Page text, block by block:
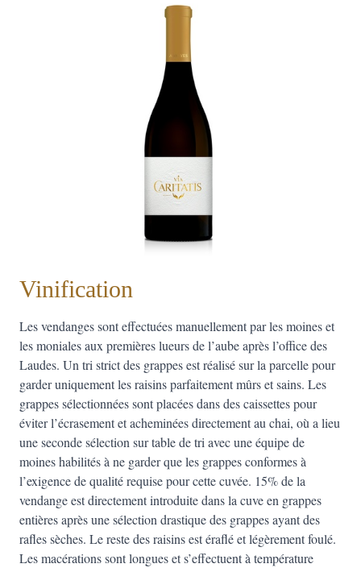
Vinification
Les vendanges sont effectuées manuellement par les moines et
les moniales aux premières lueurs de l’aube après l’office des
Laudes. Un tri strict des grappes est réalisé sur la parcelle pour
garder uniquement les raisins parfaitement mûrs et sains. Les
grappes sélectionnées sont placées dans des caissettes pour
éviter l’écrasement et acheminées directement au chai, où a lieu
une seconde sélection sur table de tri avec une équipe de
moines habilités à ne garder que les grappes conformes à
l’exigence de qualité requise pour cette cuvée. 15% de la
vendange est directement introduite dans la cuve en grappes
entières après une sélection drastique des grappes ayant des
rafles sèches. Le reste des raisins est éraflé et légèrement foulé.
Les macérations sont longues et s’effectuent à température